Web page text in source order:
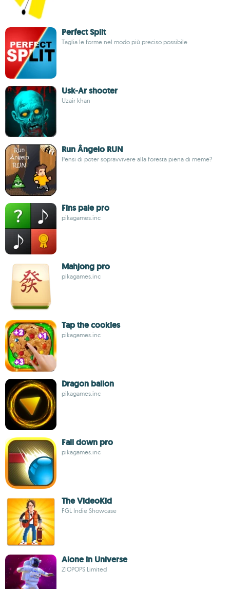
Perfect Split
Taglia le forme nel modo più preciso possibile
Usk-Ar shooter
Uzair khan
Run Ângelo RUN
Pensi di poter sopravvivere alla foresta piena di meme?
Fins paie pro
pikagames.inc
Mahjong pro
pikagames.inc
Tap the cookies
pikagames.inc
Dragon ballon
pikagames.inc
Fall down pro
pikagames.inc
The VideoKid
FGL Indie Showcase
Alone in Universe
ZIOPOPS Limited